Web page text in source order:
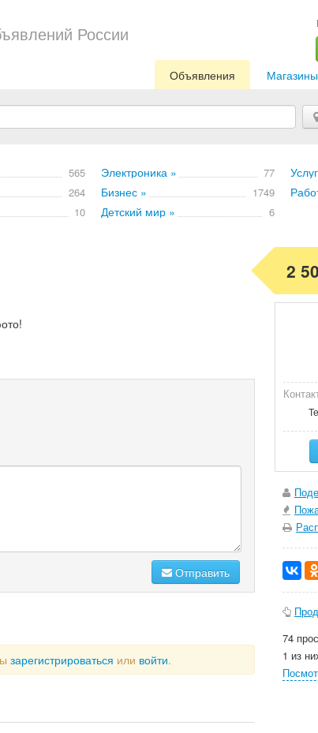
России
Магазины
Объявления
565 Электроника » 77
264 Бизнес » 1749
10 Детский мир » 6
Отправить
зарегистрироваться или войти.
2
74
1 из